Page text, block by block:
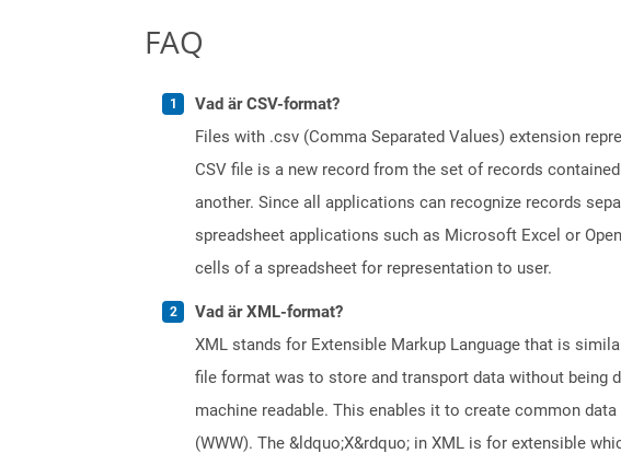
FAQ
Vad är CSV-format?
Files with .csv (Comma Separated Values) extension
CSV file is a new record from the set of records
another. Since all applications can recognize records
spreadsheet applications such as Microsoft Excel or
cells of a spreadsheet for representation to user.
Vad är XML-format?
XML stands for Extensible Markup Language that is
file format was to store and transport data without being
machine readable. This enables it to create common
(WWW). The &ldquo;X&rdquo; in XML is for extensible